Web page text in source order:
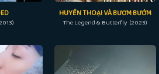
HUYỀN THOẠI VÀ BƯƠM BƯỚM
The Legend & Butterfly (2023)